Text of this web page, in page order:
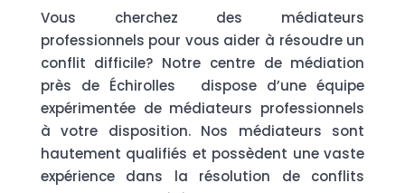
Vous cherchez des médiateurs
professionnels pour vous aider à résoudre un
conflit difficile? Notre centre de médiation
près de Échirolles dispose d’une équipe
expérimentée de médiateurs professionnels
à votre disposition. Nos médiateurs sont
hautement qualifiés et possèdent une vaste
expérience dans la résolution de conflits